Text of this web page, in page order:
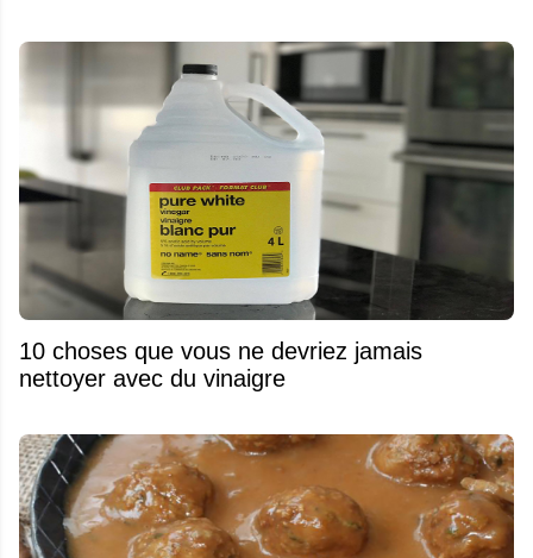
10 choses que vous ne devriez jamais
nettoyer avec du vinaigre